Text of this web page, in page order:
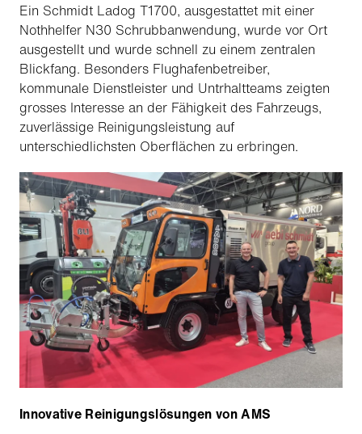
Ein Schmidt Ladog T1700, ausgestattet mit einer
Nothhelfer N30 Schrubbanwendung, wurde vor Ort
ausgestellt und wurde schnell zu einem zentralen
Blickfang. Besonders Flughafenbetreiber,
kommunale Dienstleister und Untrhaltteams zeigten
grosses Interesse an der Fähigkeit des Fahrzeugs,
zuverlässige Reinigungsleistung auf
unterschiedlichsten Oberflächen zu erbringen.
Innovative Reinigungslösungen von AMS